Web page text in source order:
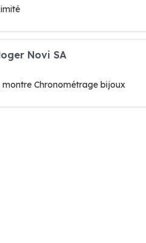
Novi SA
Chronométrage bijoux